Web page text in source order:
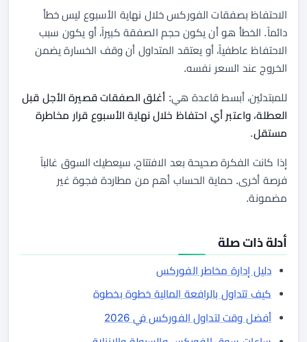
الاحتفاظ بصفقات الفوركس خلال نهاية الأسبوع ليس خطأ
دائماً. الخطأ هو أن يكون حجم الصفقة كبيراً، أو يكون سبب
الاحتفاظ عاطفياً، أو يعتقد المتداول أن وقف الخسارة يضمن
الخروج عند السعر نفسه.
للمبتدئين، أبسط قاعدة هي: أغلق الصفقات قصيرة الأجل قبل
العطلة، واعتبر أي احتفاظ خلال نهاية الأسبوع قرار مخاطرة
مستقل.
إذا كانت الفكرة صحيحة بعد الافتتاح، سيعطيك السوق غالباً
فرصة أخرى. حماية الحساب أهم من مطاردة فجوة غير
مضمونة.
أدلة ذات صلة
دليل إدارة مخاطر الفوركس
كيف تتداول بالرافعة المالية خطوة بخطوة
أفضل وقت لتداول الفوركس في 2026